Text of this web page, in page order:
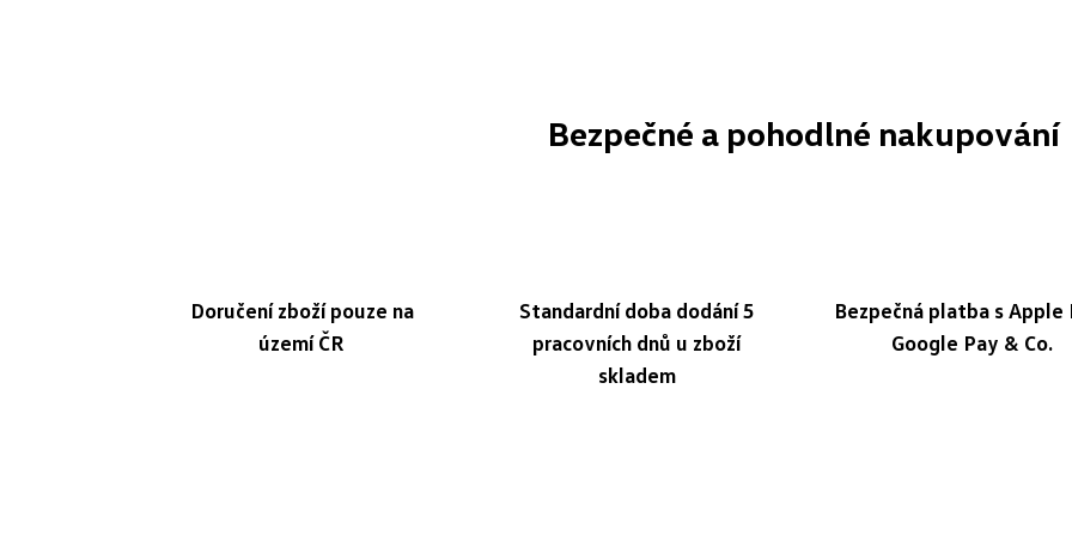
Bezpečné a pohodlné nakupování
Doručení zboží pouze na
území ČR
Standardní doba dodání 5
pracovních dnů u zboží
skladem
Bezpečná platba s Apple
Google Pay & Co.